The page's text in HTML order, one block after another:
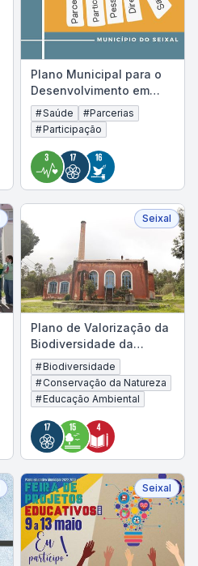
Plano Municipal para o
Desenvolvimento em
Saúde
#Saúde #Parcerias
#Participação
Seixal
Plano de Valorização da
Biodiversidade da
Fábrica de Pólvora de
Vale de Milhaços
#Biodiversidade
#Conservação da Natureza
#Educação Ambiental
Seixal